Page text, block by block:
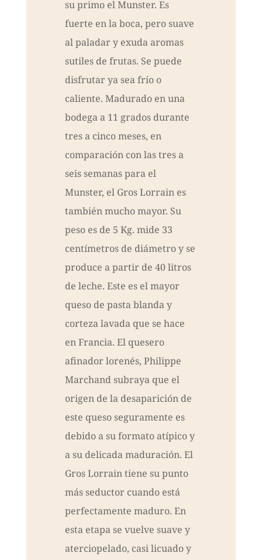
su primo el Munster. Es
fuerte en la boca, pero suave
al paladar y exuda aromas
sutiles de frutas. Se puede
disfrutar ya sea frío o
caliente. Madurado en una
bodega a 11 grados durante
tres a cinco meses, en
comparación con las tres a
seis semanas para el
Munster, el Gros Lorrain es
también mucho mayor. Su
peso es de 5 Kg. mide 33
centímetros de diámetro y se
produce a partir de 40 litros
de leche. Este es el mayor
queso de pasta blanda y
corteza lavada que se hace
en Francia. El quesero
afinador lorenés, Philippe
Marchand subraya que el
origen de la desaparición de
este queso seguramente es
debido a su formato atípico y
a su delicada maduración. El
Gros Lorrain tiene su punto
más seductor cuando está
perfectamente maduro. En
esta etapa se vuelve suave y
aterciopelado, casi licuado y